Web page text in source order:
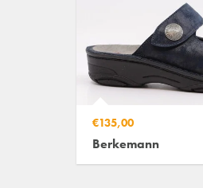
€135,00
Berkemann